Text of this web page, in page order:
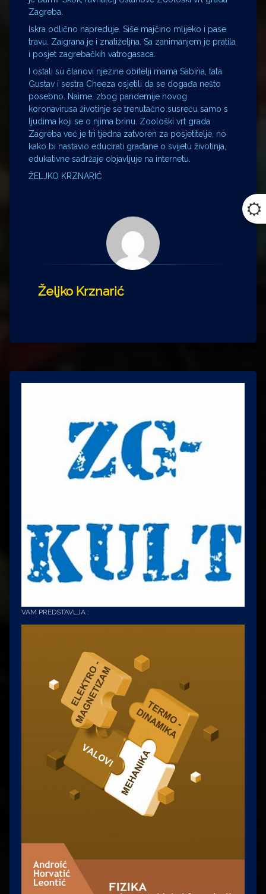
Zagreba.
Iskra odlično napreduje. Siše majčino mlijeko i pase
travu. Zaigrana je i znatiželjna. Sa zanimanjem je pratila
i posjet zagrebačkih vatrogasaca.
I ostali su članovi njezine obitelji mama Sabina, tata
Gustav i sestra Cheeza osjetili da se događa nešto
posebno. Naime, zbog pandemije novog
koronavirusa životinje se trenutačno susreću samo s
ljudima koji se o njima brinu. Zoološki vrt grada
Zagreba već je tri tjedna zatvoren za posjetitelje, no
kako bi nastavio educirati građane o svijetu životinja,
edukativne sadržaje objavljuje na internetu.
ŽELJKO KRZNARIĆ
Željko Krznarić
VAM PREDSTAVLJA :